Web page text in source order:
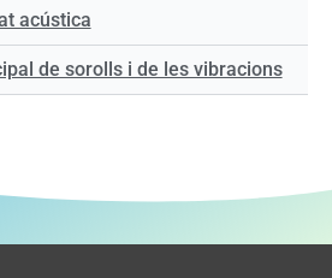
acústica
de sorolls i de les vibracions